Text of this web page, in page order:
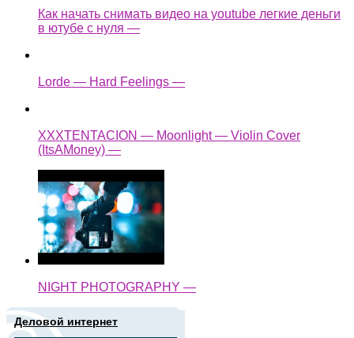
Как начать снимать видео на youtube легкие деньги
в ютубе с нуля —
Lorde — Hard Feelings —
XXXTENTACION — Moonlight — Violin Cover
(ItsAMoney) —
NIGHT PHOTOGRAPHY —
Деловой интернет